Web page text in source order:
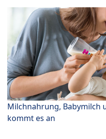
Milchnahrung, Babymilch
kommt es an